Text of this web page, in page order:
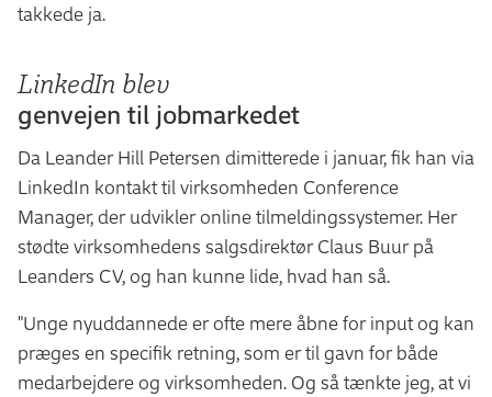
takkede ja.
LinkedIn blev
genvejen til jobmarkedet
Da Leander Hill Petersen dimitterede i januar, fik han via
LinkedIn kontakt til virksomheden Conference
Manager, der udvikler online tilmeldingssystemer. Her
stødte virksomhedens salgsdirektør Claus Buur på
Leanders CV, og han kunne lide, hvad han så.
"Unge nyuddannede er ofte mere åbne for input og kan
præges en specifik retning, som er til gavn for både
medarbejdere og virksomheden. Og så tænkte jeg, at vi